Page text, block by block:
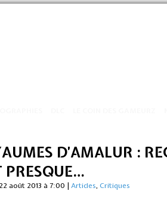
D’AMALUR :
PRESQUE…
22 août 2013 à 7:00 | Articles, Critiques